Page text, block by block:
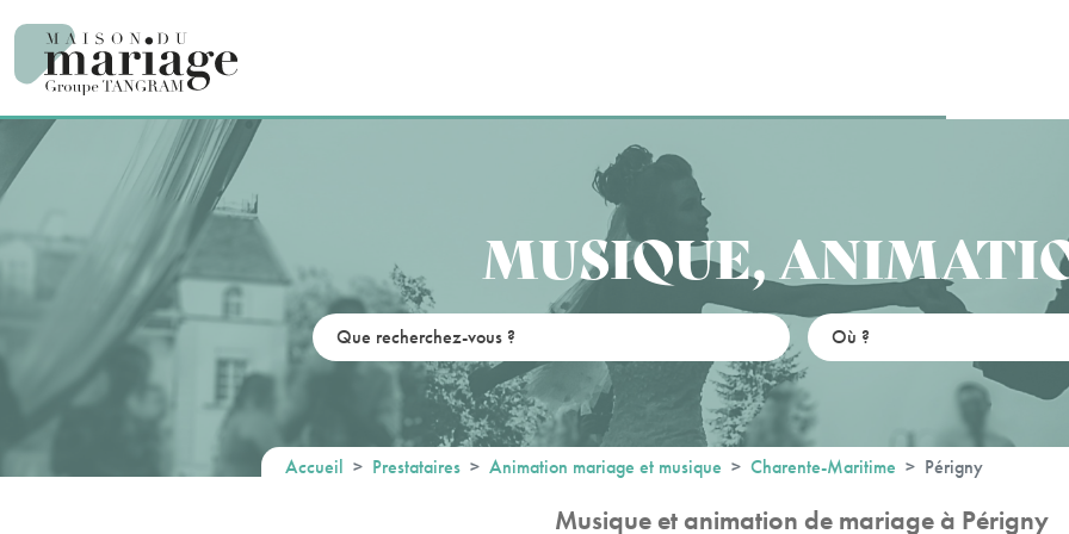
MUSIQUE,
Accueil Prestataires Animation mariage et musique Charente-Maritime Périgny
Musique et animation de mariage à Périgny